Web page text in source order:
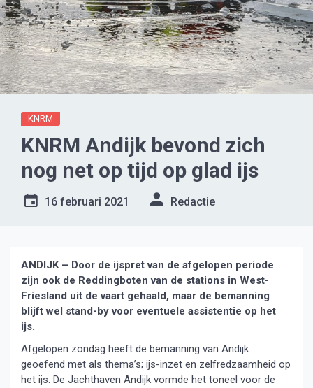
KNRM
KNRM Andijk bevond zich
nog net op tijd op glad ijs
16 februari 2021 Redactie
ANDIJK – Door de ijspret van de afgelopen periode
zijn ook de Reddingboten van de stations in West-
Friesland uit de vaart gehaald, maar de bemanning
blijft wel stand-by voor eventuele assistentie op het
ijs.
Afgelopen zondag heeft de bemanning van Andijk
geoefend met als thema’s; ijs-inzet en zelfredzaamheid op
het ijs. De Jachthaven Andijk vormde het toneel voor de